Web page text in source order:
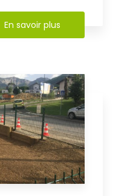
En savoir plus